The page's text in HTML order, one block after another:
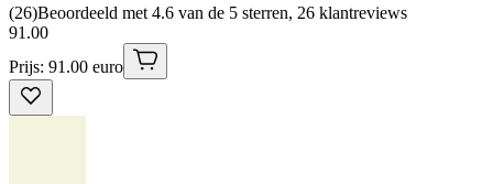
(26)Beoordeeld met 4.6 van de 5 sterren, 26 klantreviews
91 .00
Prijs: 91.00 euro